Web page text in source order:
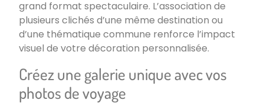
grand format spectaculaire. L’association de
plusieurs clichés d’une même destination ou
d’une thématique commune renforce l’impact
visuel de votre décoration personnalisée.
Créez une galerie unique avec vos
photos de voyage